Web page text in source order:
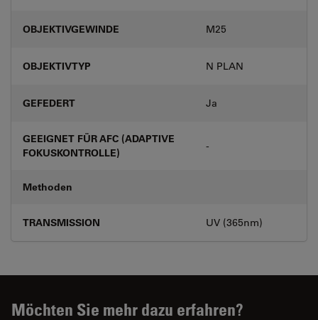
OBJEKTIVGEWINDE M25
OBJEKTIVTYP N PLAN
GEFEDERT Ja
GEEIGNET FÜR AFC (ADAPTIVE
FOKUSKONTROLLE)
-
Methoden
TRANSMISSION UV (365nm)
Möchten Sie mehr dazu erfahren?